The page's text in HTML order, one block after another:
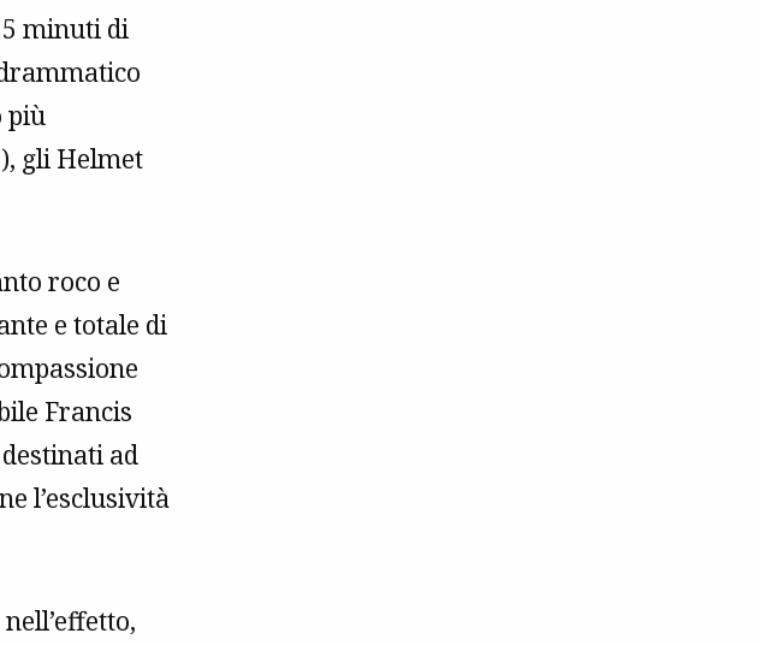
minuti di
più
gli Helmet
roco e
e totale di
Francis
ad
l’esclusività